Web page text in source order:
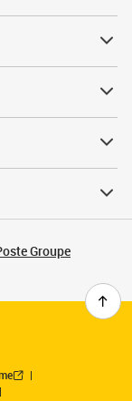
Groupe